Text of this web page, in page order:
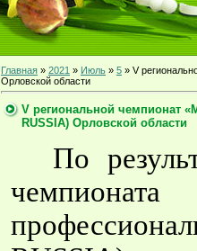
Главная » 2021 » Июль » 5 » V
Орловской области
V региональной чемпионат
RUSSIA) Орловской области
По